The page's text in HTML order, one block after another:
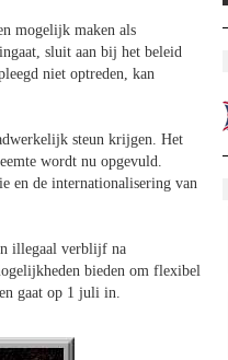
mogelijk maken als
sluit aan bij het beleid
niet optreden, kan
steun krijgen. Het
wordt nu opgevuld.
en de internationalisering van
illegaal verblijf na
bieden om flexibel
gaat op 1 juli in.